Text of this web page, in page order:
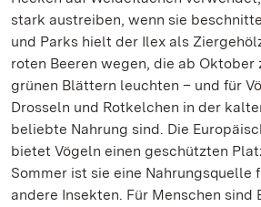
stark austreiben, wenn sie
und Parks hielt der Ilex als
roten Beeren wegen, die ab Oktober
grünen Blättern leuchten – und für
Drosseln und Rotkelchen in der
beliebte Nahrung sind. Die
bietet Vögeln einen geschützten
Sommer ist sie eine Nahrungsquelle
andere Insekten. Für Menschen sind